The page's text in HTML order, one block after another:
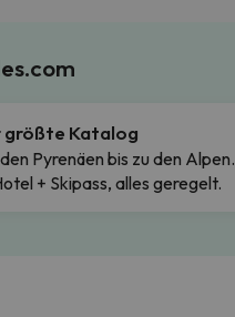
größte Katalog
Pyrenäen bis zu den Alpen.
+ Skipass, alles geregelt.